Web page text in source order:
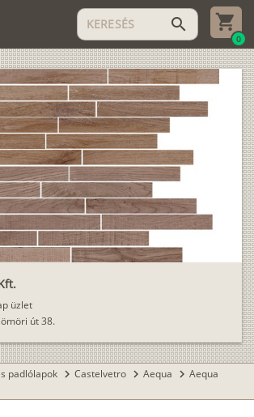
search
0
üzlet
út 38.
padlólapok chevron_right Castelvetro chevron_right Aequa chevron_right Aequa